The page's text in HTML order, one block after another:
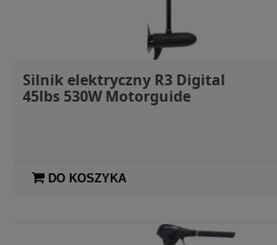
Silnik elektryczny R3 Digital
45lbs 530W Motorguide
DO KOSZYKA